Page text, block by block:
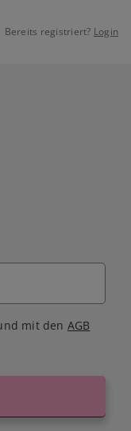
Bereits registriert? Login
mit den AGB